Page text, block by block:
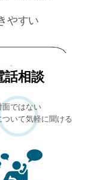
やすい
話相談
面ではない
ついて気軽に聞ける